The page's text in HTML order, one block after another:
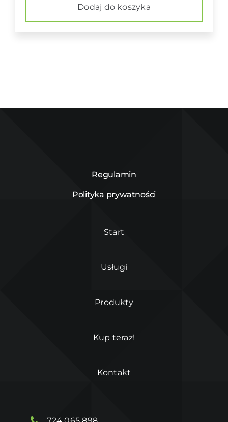
Dodaj do koszyka
Regulamin
Polityka prywatności
Start
Usługi
Produkty
Kup teraz!
Kontakt